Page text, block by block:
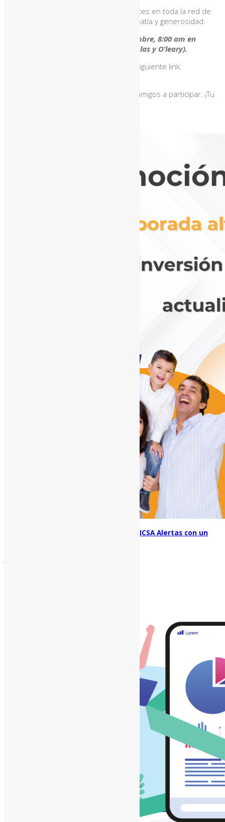
¿Cuál es la meta? Alcanzar 1,000 donantes en toda la red de
empresas, creando una cultura de empatía y generosidad.
Jueves 21 de noviembre, 8:00 am en
nuestra oficina en Oliva 781 (entre Ayolas y O’leary).
Las inscripciones están abiertas en el siguiente link:
Invitamos a todos los colaboradores y amigos a participar. ¡Tu
Estar alerta es estar seguro: conocé BICSA Alertas con un